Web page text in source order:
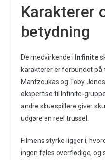
Karakterer
betydning
De medvirkende i Infinite
karakterer er forbundet
Mantzoukas og Toby
ekspertise til Infinite-
andre skuespillere giver
udgøre en reel trussel.
Filmens styrke ligger i,
ingen føles overflødige, og